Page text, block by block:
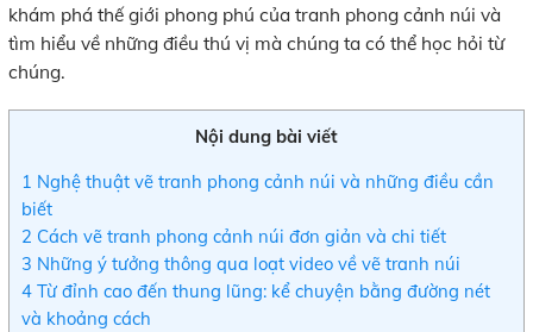
khám phá thế giới phong phú của tranh phong cảnh núi và
tìm hiểu về những điều thú vị mà chúng ta có thể học hỏi từ
chúng.
Nội dung bài viết
1 Nghệ thuật vẽ tranh phong cảnh núi và những điều cần
biết
2 Cách vẽ tranh phong cảnh núi đơn giản và chi tiết
3 Những ý tưởng thông qua loạt video về vẽ tranh núi
4 Từ đỉnh cao đến thung lũng: kể chuyện bằng đường nét
và khoảng cách